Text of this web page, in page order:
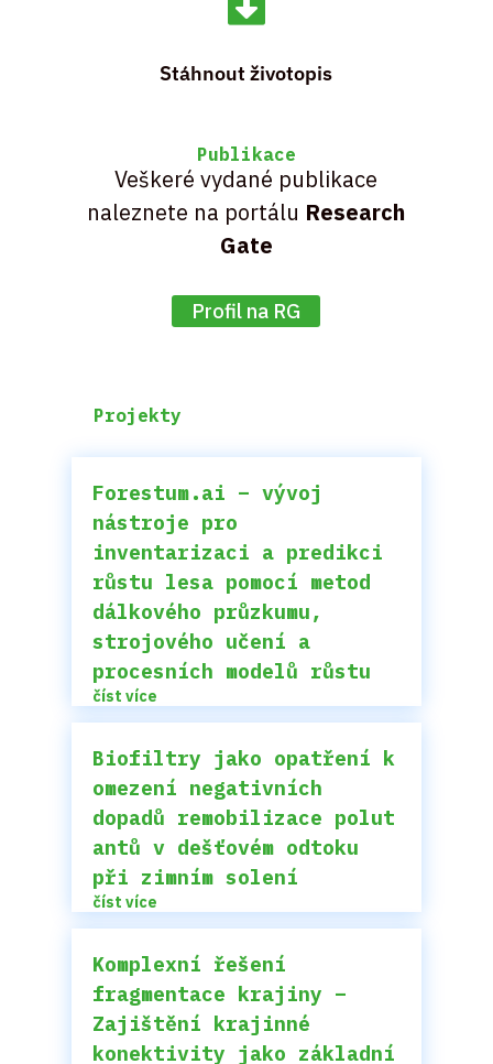
Stáhnout životopis
Publikace
Veškeré vydané publikace
naleznete na portálu Research
Gate
Profil na RG
Projekty
Forestum.ai – vývoj
nástroje pro
inventarizaci a predikci
růstu lesa pomocí metod
dálkového průzkumu,
strojového učení a
procesních modelů růstu
číst více
Biofiltry jako opatření k
omezení negativních
dopadů remobilizace polut
antů v dešťovém odtoku
při zimním solení
číst více
Komplexní řešení
fragmentace krajiny –
Zajištění krajinné
konektivity jako základní